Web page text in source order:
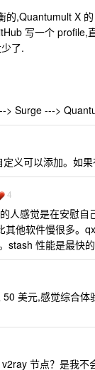
,Quantumult X
写一个
了.
> Surge --->
义可以添加。如果
4
人感觉是在安慰
他软件慢很多。
stash 性能是最快
美元,感觉综合
节点？是我